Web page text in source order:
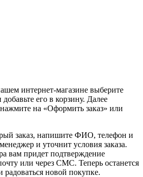
интернет-магазине выберите
его в корзину. Далее
на «Оформить заказ» или
заказ, напишите ФИО, телефон и
и уточнит условия заказа.
вам придет подтверждение
или через СМС. Теперь останется
радоваться новой покупке.